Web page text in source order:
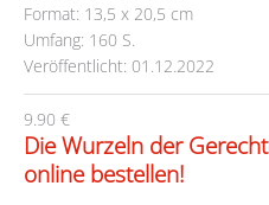
Format: 13,5 x 20,5 cm
Umfang: 160 S.
Veröffentlicht: 01.12.2022
9.90 €
Die Wurzeln der
online bestellen!